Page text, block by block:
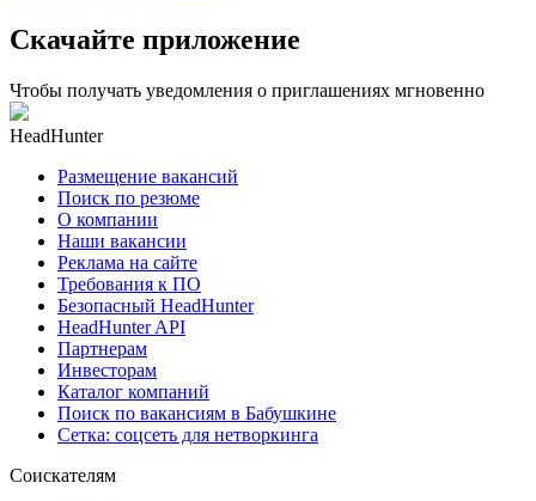
Скачайте приложение
Чтобы получать уведомления о приглашениях мгновенно
HeadHunter
Размещение вакансий
Поиск по резюме
О компании
Наши вакансии
Реклама на сайте
Требования к ПО
Безопасный HeadHunter
HeadHunter API
Партнерам
Инвесторам
Каталог компаний
Поиск по вакансиям в Бабушкине
Сетка: соцсеть для нетворкинга
Соискателям